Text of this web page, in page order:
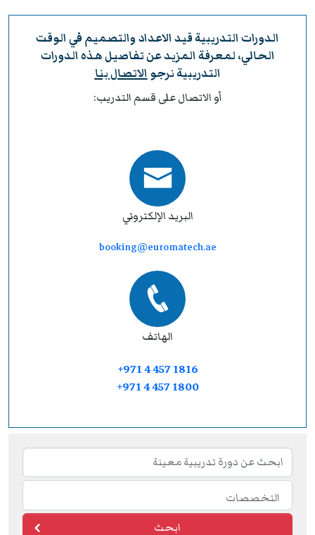
الدورات التدريبية قيد الاعداد والتصميم في الوقت
الحالي، لمعرفة المزيد عن تفاصيل هذه الدورات
التدريبية نرجو الاتصال بنا
أو الاتصال على قسم التدريب:
البريد الإلكتروني
booking@euromatech.ae
الهاتف
+971 4 457 1816
+971 4 457 1800
ابحث